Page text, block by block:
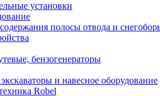
установки
полосы отвода и
бензогенераторы
и навесное оборудование
Robel